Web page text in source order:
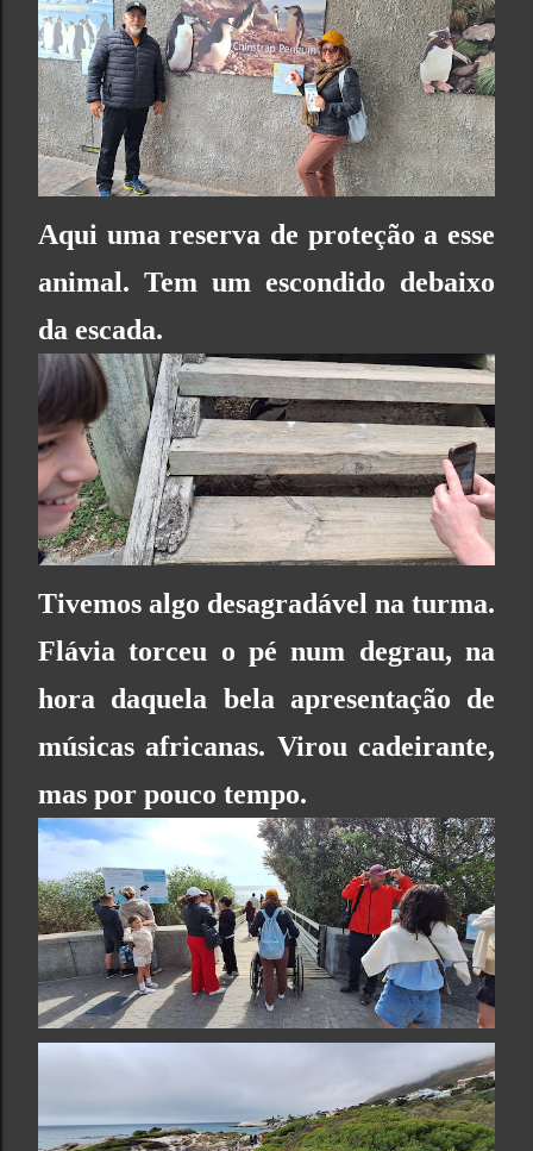
Aqui uma reserva de proteção a esse
animal. Tem um escondido debaixo
da escada.
Tivemos algo desagradável na turma.
Flávia torceu o pé num degrau, na
hora daquela bela apresentação de
músicas africanas. Virou cadeirante,
mas por pouco tempo.